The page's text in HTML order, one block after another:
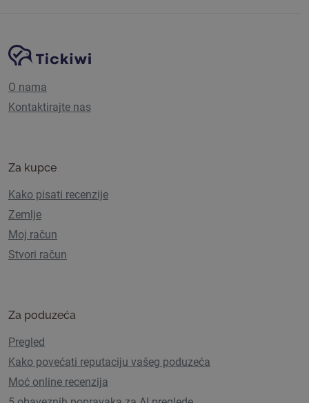
Navigacija stranice
Tickiwi platforma
O nama
Kontaktirajte nas
Za kupce
Kako pisati recenzije
Zemlje
Moj račun
Stvori račun
Za poduzeća
Pregled
Kako povećati reputaciju vašeg poduzeća
Moć online recenzija